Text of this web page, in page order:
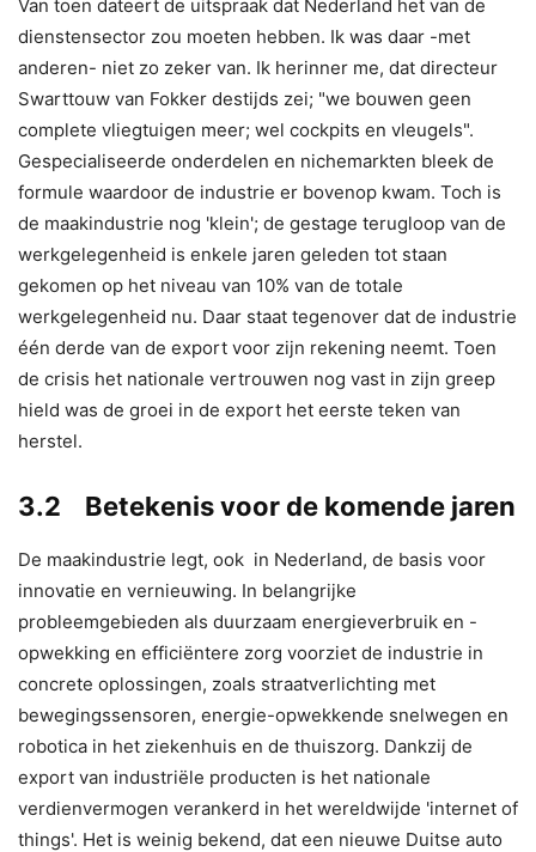
Van toen dateert de uitspraak dat Nederland het van de
dienstensector zou moeten hebben. Ik was daar -met
anderen- niet zo zeker van. Ik herinner me, dat directeur
Swarttouw van Fokker destijds zei; "we bouwen geen
complete vliegtuigen meer; wel cockpits en vleugels".
Gespecialiseerde onderdelen en nichemarkten bleek de
formule waardoor de industrie er bovenop kwam. Toch is
de maakindustrie nog 'klein'; de gestage terugloop van de
werkgelegenheid is enkele jaren geleden tot staan
gekomen op het niveau van 10% van de totale
werkgelegenheid nu. Daar staat tegenover dat de industrie
één derde van de export voor zijn rekening neemt. Toen
de crisis het nationale vertrouwen nog vast in zijn greep
hield was de groei in de export het eerste teken van
herstel.
3.2 Betekenis voor de komende jaren
De maakindustrie legt, ook in Nederland, de basis voor
innovatie en vernieuwing. In belangrijke
probleemgebieden als duurzaam energieverbruik en -
opwekking en efficiëntere zorg voorziet de industrie in
concrete oplossingen, zoals straatverlichting met
bewegingssensoren, energie-opwekkende snelwegen en
robotica in het ziekenhuis en de thuiszorg. Dankzij de
export van industriële producten is het nationale
verdienvermogen verankerd in het wereldwijde 'internet of
things'. Het is weinig bekend, dat een nieuwe Duitse auto